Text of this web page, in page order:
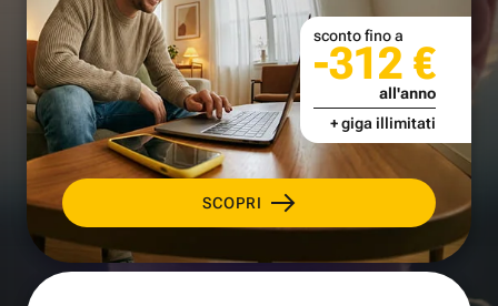
SCOPRI
sconto fino a
-312 €
all'anno
+ giga illimitati